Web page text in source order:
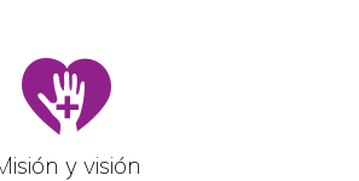
y visión